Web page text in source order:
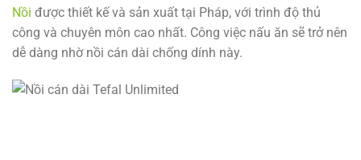
Nồi được thiết kế và sản xuất tại Pháp, với trình độ thủ
công và chuyên môn cao nhất. Công việc nấu ăn sẽ trở nên
dễ dàng nhờ nồi cán dài chống dính này.